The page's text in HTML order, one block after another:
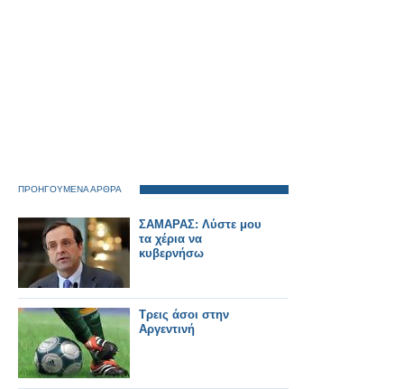
ΠΡΟΗΓΟΥΜΕΝΑ ΑΡΘΡΑ
ΣΑΜΑΡΑΣ: Λύστε μου
τα χέρια να
κυβερνήσω
Τρεις άσοι στην
Αργεντινή